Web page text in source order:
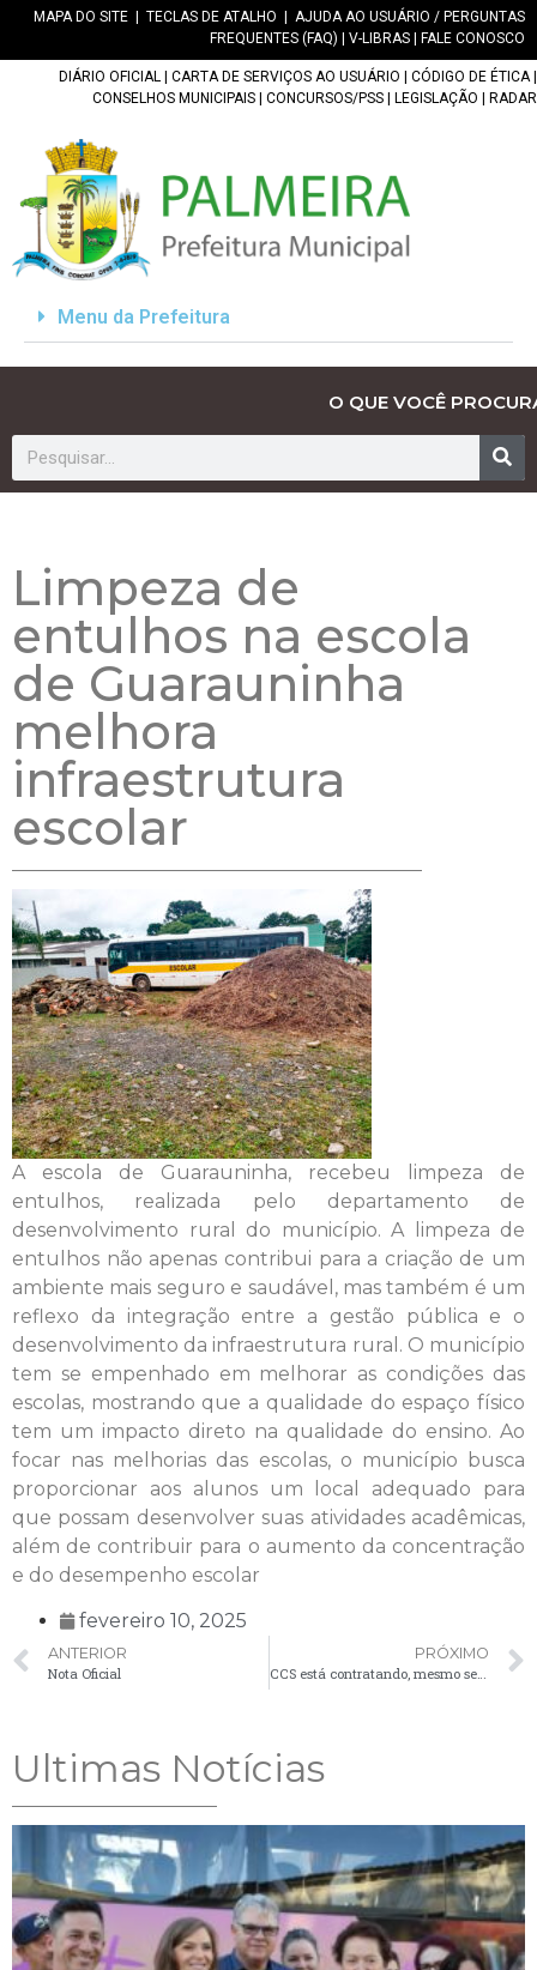
MAPA DO SITE TECLAS DE ATALHO
AJUDA AO USUÁRIO / PERGUNTAS
FREQUENTES (FAQ)
V-LIBRAS FALE CONOSCO
DIÁRIO OFICIAL CARTA DE SERVIÇOS AO USUÁRIO CÓDIGO DE ÉTICA|
CONSELHOS MUNICIPAIS
CONCURSOS/PSS LEGISLAÇÃO RADAR
Menu da Prefeitura
O QUE VOCÊ
Limpeza de
entulhos na escola
de Guarauninha
melhora
infraestrutura
escolar
A escola de Guarauninha, recebeu limpeza de
entulhos, realizada pelo departamento de
desenvolvimento rural do município. A limpeza de
entulhos não apenas contribui para a criação de um
ambiente mais seguro e saudável, mas também é um
reflexo da integração entre a gestão pública e o
desenvolvimento da infraestrutura rural. O município
tem se empenhado em melhorar as condições das
escolas, mostrando que a qualidade do espaço físico
tem um impacto direto na qualidade do ensino. Ao
focar nas melhorias das escolas, o município busca
proporcionar aos alunos um local adequado para
que possam desenvolver suas atividades acadêmicas,
além de contribuir para o aumento da concentração
e do desempenho escolar
fevereiro 10, 2025
ANTERIOR
Nota Oficial
PRÓXIMO
CCS está contratando, mesmo sem experiência
Ultimas Notícias